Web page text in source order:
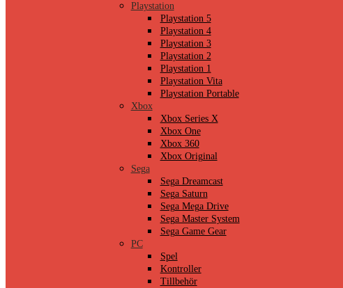
Playstation
Playstation 5
Playstation 4
Playstation 3
Playstation 2
Playstation 1
Playstation Vita
Playstation Portable
Xbox
Xbox Series X
Xbox One
Xbox 360
Xbox Original
Sega
Sega Dreamcast
Sega Saturn
Sega Mega Drive
Sega Master System
Sega Game Gear
PC
Spel
Kontroller
Tillbehör